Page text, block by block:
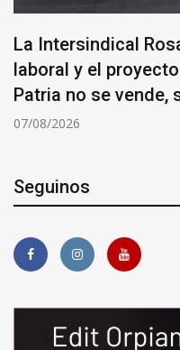
La Intersindical
laboral y el
Patria no se vende,
07/08/2026
Seguinos